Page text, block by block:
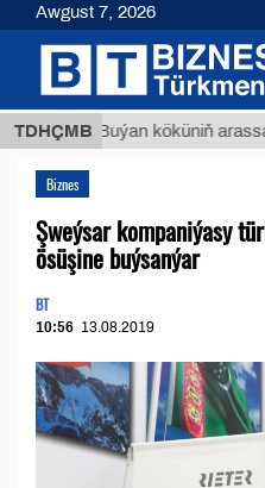
TDHÇMB
Buýan köküniň
Biznes
Şweýsar kompaniýasy
ösüşine buýsanýar
BT
10:56 13.08.2019
Awgust 7, 2026